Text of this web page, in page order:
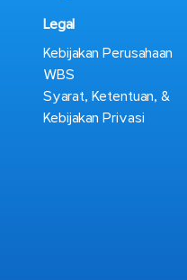
Legal
Kebijakan Perusahaan
WBS
Syarat, Ketentuan, &
Kebijakan Privasi